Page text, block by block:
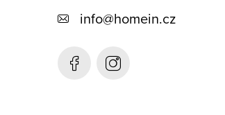
info@homein.cz